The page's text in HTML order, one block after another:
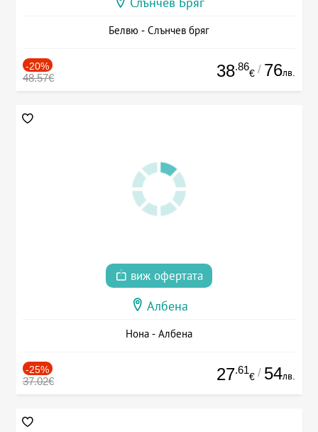
Слънчев Бряг
Белвю - Слънчев бряг
-20%
48.57€ 38.86
€ / 76лв.
виж офертата
Албена
Нона - Албена
-25%
37.02€ 27.61
€ / 54лв.